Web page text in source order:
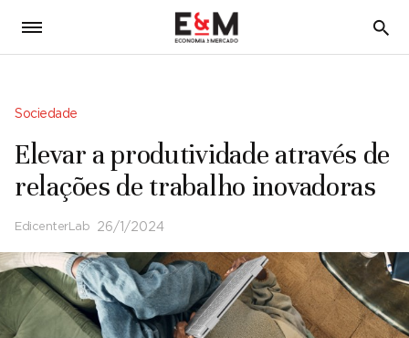
5
Sociedade
Elevar a produtividade através de
relações de trabalho inovadoras
EdicenterLab 26/1/2024